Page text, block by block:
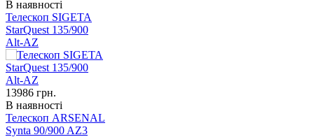
В наявності
Телескоп SIGETA
StarQuest 135/900
Alt-AZ
13986 грн.
В наявності
Телескоп ARSENAL
Synta 90/900 AZ3